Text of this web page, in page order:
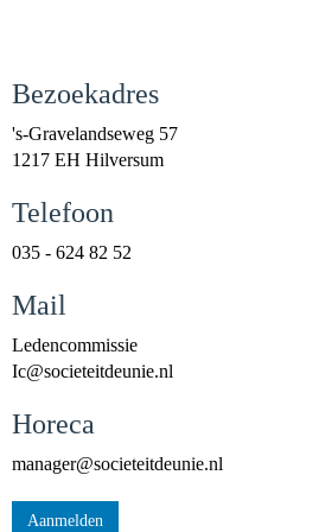
Bezoekadres
's-Gravelandseweg 57
1217 EH Hilversum
Telefoon
035 - 624 82 52
Mail
Ledencommissie
cI@societeitdeunie.nl
Horeca
reganam@societeitdeunie.nl
Aanmelden